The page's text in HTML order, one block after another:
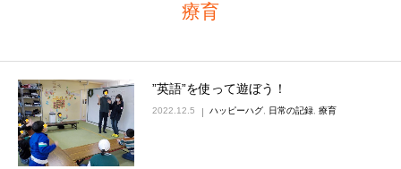
療育
”英語”を使って遊ぼう！
2022.12.5 ハッピーハグ 日常の記録 療育